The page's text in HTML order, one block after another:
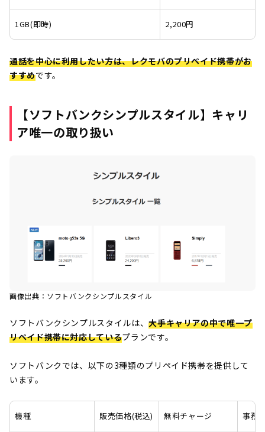
1GB(即時) 2,200円
通話を中心に利用したい方は、レクモバのプリペイド携帯がお
すすめです。
【ソフトバンクシンプルスタイル】キャリ
ア唯一の取り扱い
画像出典：ソフトバンクシンプルスタイル
ソフトバンクシンプルスタイルは、大手キャリアの中で唯一プ
リペイド携帯に対応しているプランです。
ソフトバンクでは、以下の3種類のプリペイド携帯を提供して
います。
機種 販売価格(税込) 無料チャージ 事務